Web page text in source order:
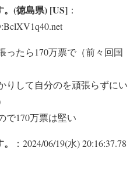
(徳島県) [US] ：
ったら170万票で（前々回国
りして自分のを頑張らずにい
で170万票は堅い
：2024/06/19(水) 20:16:37.78